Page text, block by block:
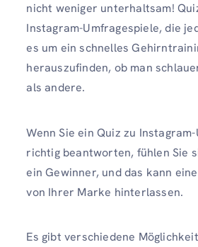
nicht weniger unterhaltsam!
Instagram-Umfragespiele, die
es um ein schnelles
herauszufinden, ob man
als andere.
Wenn Sie ein Quiz zu
richtig beantworten, fühlen Sie
ein Gewinner, und das kann
von Ihrer Marke hinterlassen.
Es gibt verschiedene